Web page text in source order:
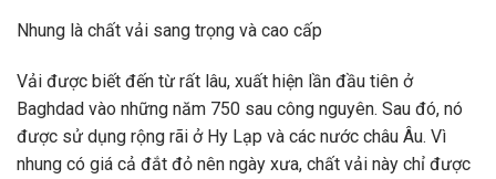
Nhung là chất vải sang trọng và cao cấp
Vải được biết đến từ rất lâu, xuất hiện lần đầu tiên ở
Baghdad vào những năm 750 sau công nguyên. Sau đó, nó
được sử dụng rộng rãi ở Hy Lạp và các nước châu Âu. Vì
nhung có giá cả đắt đỏ nên ngày xưa, chất vải này chỉ được